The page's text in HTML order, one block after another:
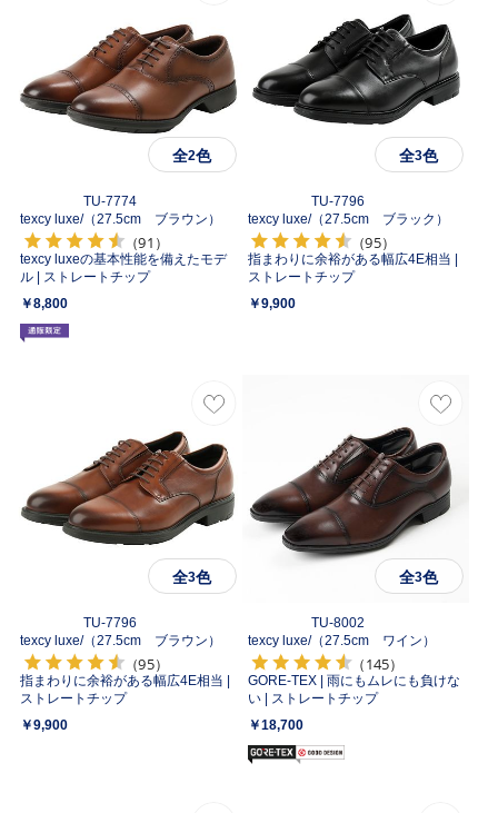
全2色
texcy luxe/
TU-7774
（27.5cm ブラウン）
（91）
texcy luxeの基本性能を備えたモデ
ル | ストレートチップ
￥8,800
全3色
texcy luxe/
TU-7796
（27.5cm ブラック）
（95）
指まわりに余裕がある幅広4E相当 |
ストレートチップ
￥9,900
全3色
texcy luxe/
TU-7796
（27.5cm ブラウン）
（95）
指まわりに余裕がある幅広4E相当 |
ストレートチップ
￥9,900
全3色
texcy luxe/
TU-8002
（27.5cm ワイン）
（145）
GORE-TEX | 雨にもムレにも負けな
い | ストレートチップ
￥18,700